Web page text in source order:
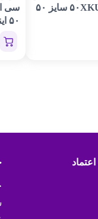
ویژن مدل ۵۰XKU۵۷۵ سایز ۵۰
۵۰ اینچ
اعتماد